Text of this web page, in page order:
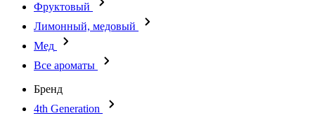
Фруктовый
Лимонный, медовый
Мед
Все ароматы
Бренд
4th Generation